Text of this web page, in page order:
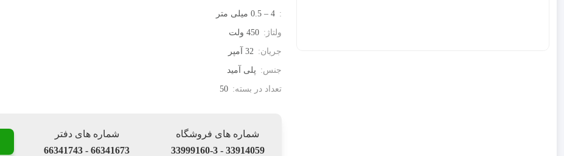
: 4 – 0.5 میلی متر
ولتاژ: 450 ولت
جریان: 32 آمپر
جنس: پلی آمید
تعداد در بسته: 50
شماره های فروشگاه
33914059 - 33999160-3
شماره های دفتر
66341673 - 66341743